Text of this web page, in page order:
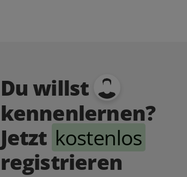
Du willst
kennenlernen?
Jetzt kostenlos
registrieren